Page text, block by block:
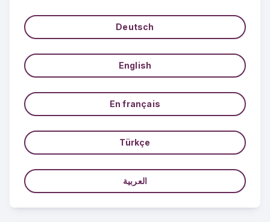
Deutsch
English
En français
Türkçe
العربية